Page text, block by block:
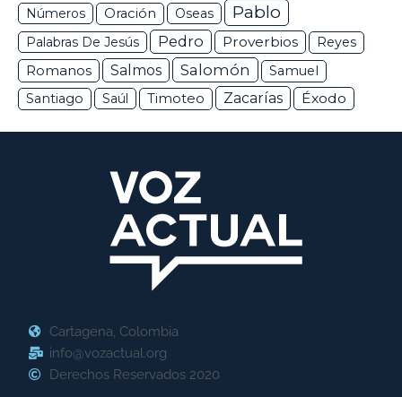
Números Oración Oseas Pablo
Palabras De Jesús Pedro Proverbios Reyes
Romanos Salmos Salomón
Samuel
Santiago
Saúl Timoteo Zacarías Éxodo
Cartagena, Colombia
info@vozactual.org
Derechos Reservados 2020